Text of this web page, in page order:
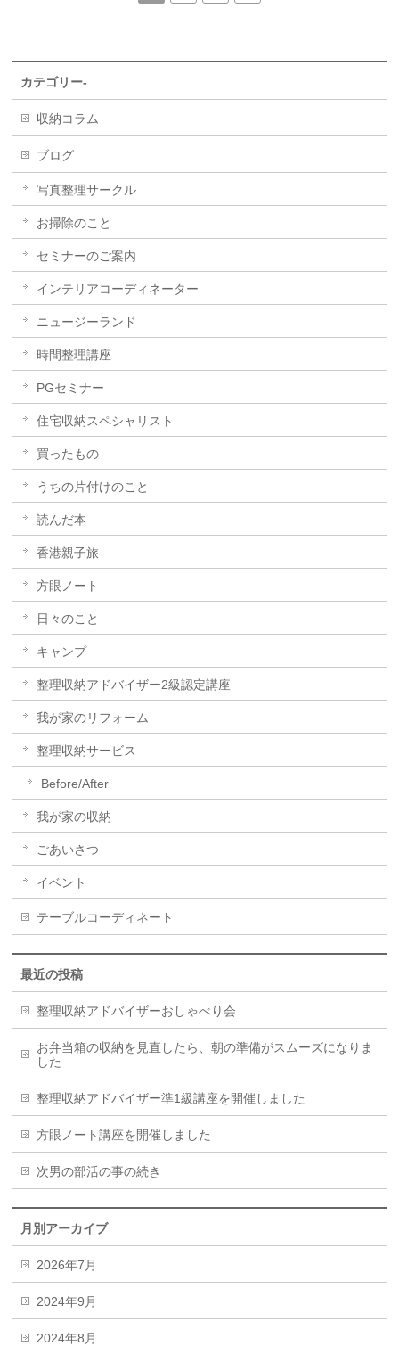
カテゴリー-
収納コラム
ブログ
写真整理サークル
お掃除のこと
セミナーのご案内
インテリアコーディネーター
ニュージーランド
時間整理講座
PGセミナー
住宅収納スペシャリスト
買ったもの
うちの片付けのこと
読んだ本
香港親子旅
方眼ノート
日々のこと
キャンプ
整理収納アドバイザー2級認定講座
我が家のリフォーム
整理収納サービス
Before/After
我が家の収納
ごあいさつ
イベント
テーブルコーディネート
最近の投稿
整理収納アドバイザーおしゃべり会
お弁当箱の収納を見直したら、朝の準備がスムーズになりま
した
整理収納アドバイザー準1級講座を開催しました
方眼ノート講座を開催しました
次男の部活の事の続き
月別アーカイブ
2026年7月
2024年9月
2024年8月